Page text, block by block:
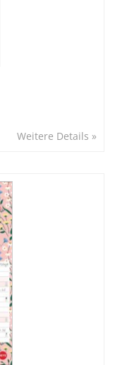
Weitere Details »